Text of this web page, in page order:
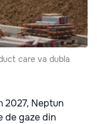
care va dubla
2027, Neptun
de gaze din